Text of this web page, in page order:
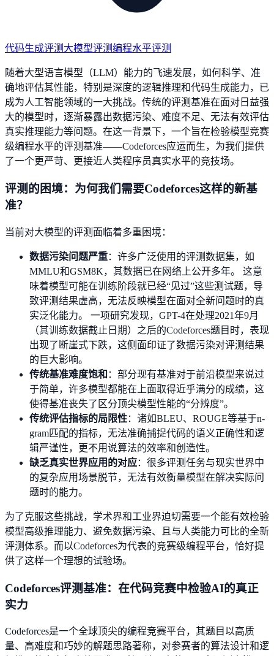
代码生成评测 大模型评测编程水平评测
随着大型语言模型（LLM）能力的飞速发展，如何科学、准
确地评估其性能，特别是深度的逻辑推理和代码生成能力，已
成为人工智能领域的一大挑战。传统的评测基准在面对日益强
大的模型时，逐渐暴露出数据污染、难度不足、无法有效评估
真实推理能力等问题。在这一背景下，一个旨在检验模型竞赛
级编程水平的评测基准——Codeforces应运而生，为我们提供
了一个更严苛、更接近人类程序员真实水平的竞技场。
评测的困境：为何我们需要Codeforces这样的新基
准？
当前对大模型的评测面临着多重困境：
数据污染问题严重：许多广泛使用的评测数据集，如
MMLU和GSM8K，其数据已在网络上公开多年。 这意
味着模型可能在训练阶段就已经“见过”这些测试题，导
致评测结果虚高，无法反映模型在面对全新问题时的真
实泛化能力。 一项研究发现，GPT-4在处理2021年9月
（其训练数据截止日期）之后的Codeforces题目时，表现
出现了断崖式下跌，这侧面印证了数据污染对评测结果
的巨大影响。
传统基准难度饱和 ：部分现有基准对于前沿模型来说过
于简单，许多模型都能在上面取得近乎满分的成绩，这
使得基准丧失了区分顶尖模型性能的“分辨度”。
传统评估指标的局限性：诸如BLEU、ROUGE等基于n-
gram匹配的指标，无法准确捕捉代码的语义正确性和逻
辑严谨性，更不用说算法的效率和创造性。
缺乏真实世界应用的对应：很多评测任务与现实世界中
的复杂应用场景脱节，无法有效衡量模型在解决实际问
题时的能力。
为了克服这些挑战，学术界和工业界迫切需要一个能有效检验
模型高级推理能力、避免数据污染、且与人类能力可比的全新
评测体系。而以Codeforces为代表的竞赛级编程平台，恰好提
供了这样一个理想的试验场。
Codeforces评测基准：在代码竞赛中检验AI的真正
实力
Codeforces是一个全球顶尖的编程竞赛平台，其题目以高质
量、高难度和巧妙的解题思路著称，对参赛者的算法设计和逻